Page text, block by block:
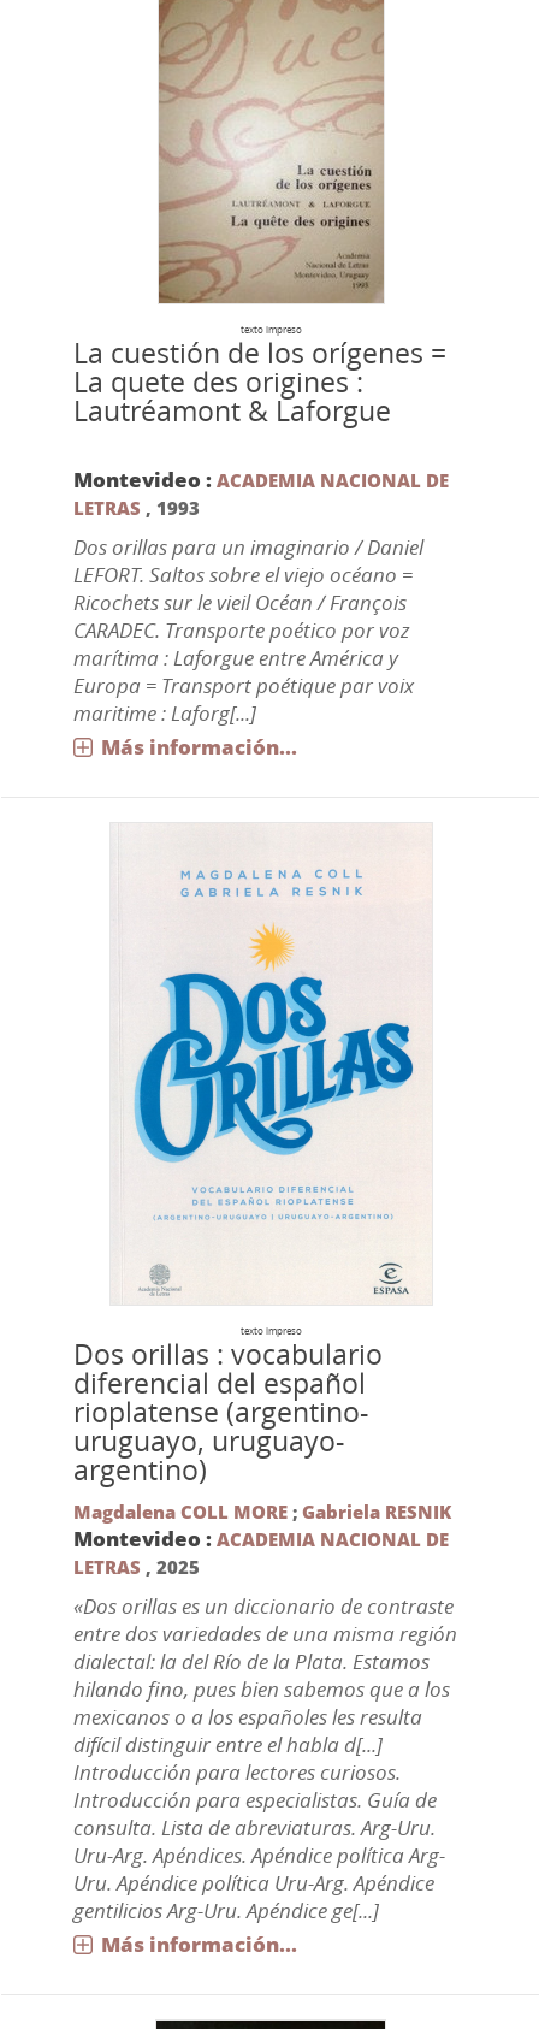
texto impreso
La cuestión de los orígenes =
La quete des origines :
Lautréamont & Laforgue
Montevideo : ACADEMIA NACIONAL DE
LETRAS , 1993
Dos orillas para un imaginario / Daniel
LEFORT. Saltos sobre el viejo océano =
Ricochets sur le vieil Océan / François
CARADEC. Transporte poético por voz
marítima : Laforgue entre América y
Europa = Transport poétique par voix
maritime : Laforg[...]
Más información...
texto impreso
Dos orillas : vocabulario
diferencial del español
rioplatense (argentino-
uruguayo, uruguayo-
argentino)
Magdalena COLL MORE; Gabriela RESNIK
Montevideo : ACADEMIA NACIONAL DE
LETRAS , 2025
«Dos orillas es un diccionario de contraste
entre dos variedades de una misma región
dialectal: la del Río de la Plata. Estamos
hilando fino, pues bien sabemos que a los
mexicanos o a los españoles les resulta
difícil distinguir entre el habla d[...]
Introducción para lectores curiosos.
Introducción para especialistas. Guía de
consulta. Lista de abreviaturas. Arg-Uru.
Uru-Arg. Apéndices. Apéndice política Arg-
Uru. Apéndice política Uru-Arg. Apéndice
gentilicios Arg-Uru. Apéndice ge[...]
Más información...